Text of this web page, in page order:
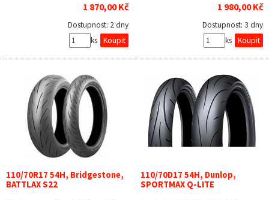
1 870,00 Kč
Dostupnost: 2 dny
ks
1 980,00 Kč
Dostupnost: 3 dny
ks
110/70R17 54H, Bridgestone,
BATTLAX S22
110/70D17 54H, Dunlop,
SPORTMAX Q-LITE